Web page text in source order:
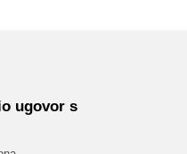
ugovor s